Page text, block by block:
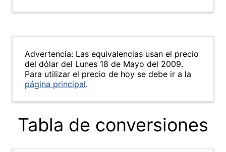
Advertencia: Las equivalencias usan el precio
del dólar del Lunes 18 de Mayo del 2009.
Para utilizar el precio de hoy se debe ir a la
página principal.
Tabla de conversiones